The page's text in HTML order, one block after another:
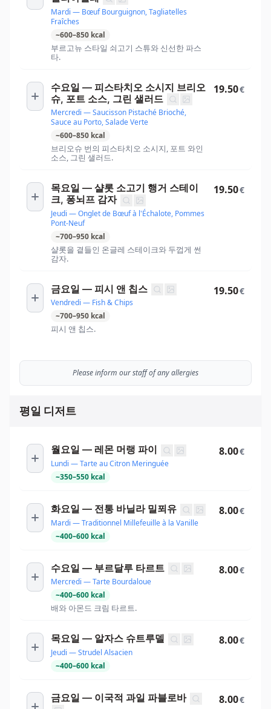
Mardi — Bœuf Bourguignon, Tagliatelles
Fraîches
~600–850 kcal
부르고뉴 스타일 쇠고기 스튜와 신선한 파스
타.
수요일 — 피스타치오 소시지 브리오
슈, 포트 소스, 그린 샐러드
Mercredi — Saucisson Pistaché Brioché,
Sauce au Porto, Salade Verte
~600–850 kcal
브리오슈 번의 피스타치오 소시지, 포트 와인
소스, 그린 샐러드.
19.50€
목요일 — 샬롯 소고기 행거 스테이
크, 퐁뇌프 감자
Jeudi — Onglet de Bœuf à l'Échalote, Pommes
Pont-Neuf
~700–950 kcal
샬롯을 곁들인 온글레 스테이크와 두껍게 썬
감자.
19.50€
금요일 — 피시 앤 칩스
Vendredi — Fish & Chips
~700–950 kcal
피시 앤 칩스.
19.50€
Please inform our staff of any allergies
평일 디저트
월요일 — 레몬 머랭 파이
Lundi — Tarte au Citron Meringuée
~350–550 kcal
8.00€
화요일 — 전통 바닐라 밀푀유
Mardi — Traditionnel Millefeuille à la Vanille
~400–600 kcal
8.00€
수요일 — 부르달루 타르트
Mercredi — Tarte Bourdaloue
~400–600 kcal
배와 아몬드 크림 타르트.
8.00€
목요일 — 알자스 슈트루델
Jeudi — Strudel Alsacien
~400–600 kcal
8.00€
금요일 — 이국적 과일 파블로바 8.00€